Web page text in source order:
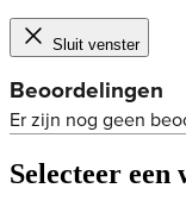
Sluit venster
Selecteer een